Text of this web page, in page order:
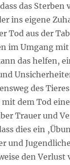
das Sterben
ins eigene
Tod aus der
im Umgang mit
das helfen,
des
dem Tod
Trauer und
dies ein
und
den Verlust